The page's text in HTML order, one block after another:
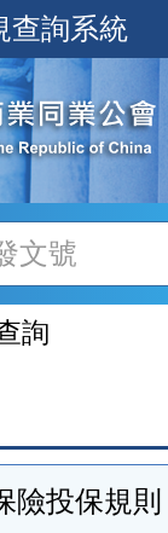
查詢系統
詢
險投保規則